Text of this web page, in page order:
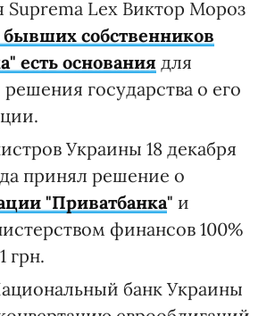
Suprema Lex Виктор Мороз
бывших собственников
есть основания для
государства о его
Украины 18 декабря
принял решение о
"Приватбанка" и
финансов 100%
грн.
банк Украины